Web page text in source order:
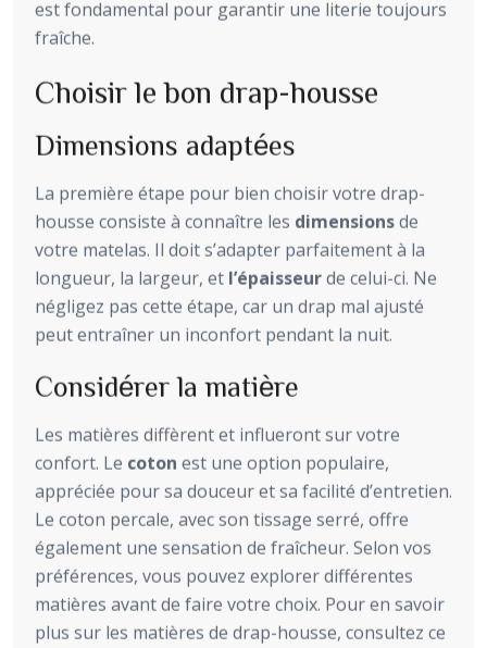
est fondamental pour garantir une literie toujours
fraîche.
Choisir le bon drap-housse
Dimensions adaptées
La première étape pour bien choisir votre drap-
housse consiste à connaître les dimensionsde
votre matelas. Il doit s’adapter parfaitement à la
longueur, la largeur, et l’épaisseurde celui-ci. Ne
négligez pas cette étape, car un drap mal ajusté
peut entraîner un inconfort pendant la nuit.
Considérer la matière
Les matières diffèrent et influeront sur votre
confort. Le coton est une option populaire,
appréciée pour sa douceur et sa facilité d’entretien.
Le coton percale, avec son tissage serré, offre
également une sensation de fraîcheur. Selon vos
préférences, vous pouvez explorer différentes
matières avant de faire votre choix. Pour en savoir
plus sur les matières de drap-housse, consultez ce